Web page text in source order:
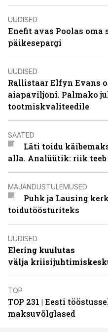
UUDISED
Enefit avas Poolas oma
päikesepargi
UUDISED
Rallistaar Elfyn Evans
aiapaviljoni. Palmako
tootmiskvaliteedile
SAATED
Läti toidu
alla. Analüütik: riik
MAJANDUSTULEMUSED
Puhk ja Lausing
toidutöösturiteks
UUDISED
Elering kuulutas
välja
TOP
TOP 231 | Eesti
maksuvõlglased